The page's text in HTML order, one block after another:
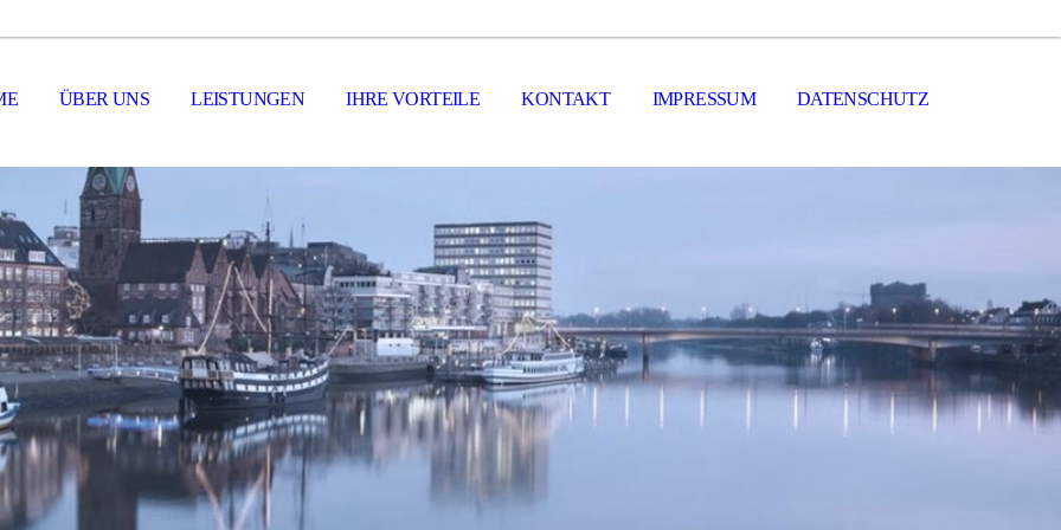
ÜBER UNS LEISTUNGEN IHRE VORTEILE KONTAKT IMPRESSUM DATENSCHUTZ